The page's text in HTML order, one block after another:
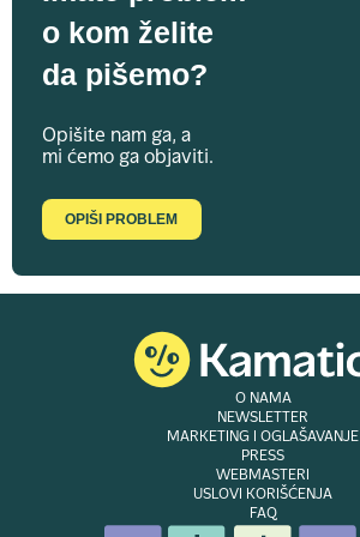
o kom želite
da pišemo?
Opišite nam ga, a
mi ćemo ga objaviti.
OPIŠI PROBLEM
O NAMA
NEWSLETTER
MARKETING I OGLAŠAVANJE
PRESS
WEBMASTERI
USLOVI KORIŠĆENJA
FAQ